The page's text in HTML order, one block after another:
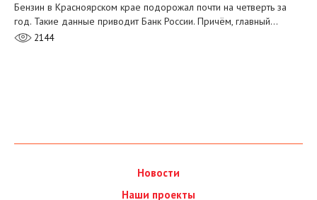
Бензин в Красноярском крае подорожал почти на четверть за
год. Такие данные приводит Банк России. Причём, главный…
2144
Новости
Наши проекты